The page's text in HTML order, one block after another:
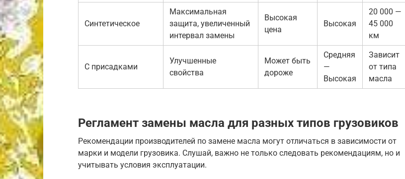
Синтетическое
Максимальная
защита, увеличенный
интервал замены
Высокая
цена
Высокая
20 000 —
45 000
км
С присадками
Улучшенные
свойства
Может быть
дороже
Средняя
—
Высокая
Зависит
от типа
масла
Регламент замены масла для разных типов грузовиков
Рекомендации производителей по замене масла могут отличаться в зависимости от
марки и модели грузовика. Слушай, важно не только следовать рекомендациям, но и
учитывать условия эксплуатации.